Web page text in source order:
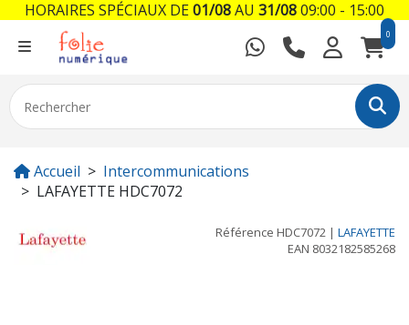
0
Accueil
Intercommunications
LAFAYETTE HDC7072
Référence HDC7072 | LAFAYETTE
EAN 8032182585268
HORAIRES SPÉCIAUX DE01/08AU 31/0809:00 - 15:00